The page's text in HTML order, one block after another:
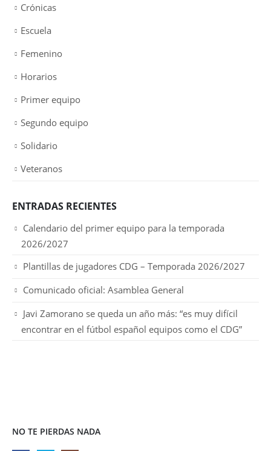
Crónicas
Escuela
Femenino
Horarios
Primer equipo
Segundo equipo
Solidario
Veteranos
ENTRADAS RECIENTES
Calendario del primer equipo para la temporada
2026/2027
Plantillas de jugadores CDG – Temporada 2026/2027
Comunicado oficial: Asamblea General
Javi Zamorano se queda un año más: “es muy difícil
encontrar en el fútbol español equipos como el CDG”
NO TE PIERDAS NADA